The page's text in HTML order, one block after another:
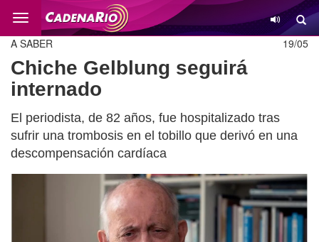
Cambio
19/05
A SABER
Chiche Gelblung seguirá
internado
El periodista, de 82 años, fue hospitalizado tras
sufrir una trombosis en el tobillo que derivó en una
descompensación cardíaca